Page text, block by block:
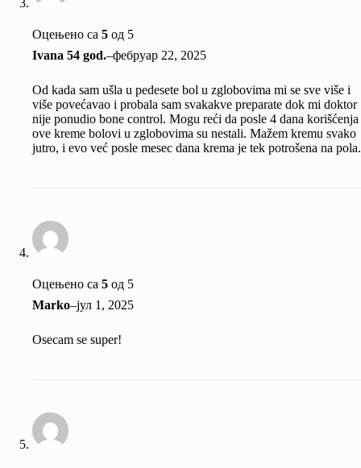
Оцењено са 5 од 5
Ivana 54 god.–фебруар 22, 2025
Od kada sam ušla u pedesete bol u zglobovima mi se sve više i
više povećavao i probala sam svakakve preparate dok mi doktor
nije ponudio bone control. Mogu reći da posle 4 dana korišćenja
ove kreme bolovi u zglobovima su nestali. Mažem kremu svako
jutro, i evo već posle mesec dana krema je tek potrošena na pola.
Оцењено са 5 од 5
Marko–јул 1, 2025
Osecam se super!